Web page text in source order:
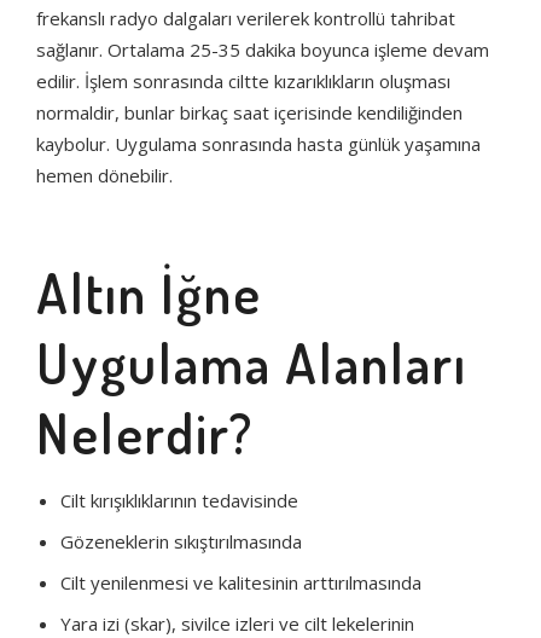
frekanslı radyo dalgaları verilerek kontrollü tahribat
sağlanır. Ortalama 25-35 dakika boyunca işleme devam
edilir. İşlem sonrasında ciltte kızarıklıkların oluşması
normaldir, bunlar birkaç saat içerisinde kendiliğinden
kaybolur. Uygulama sonrasında hasta günlük yaşamına
hemen dönebilir.
Altın İğne
Uygulama Alanları
Nelerdir?
Cilt kırışıklıklarının tedavisinde
Gözeneklerin sıkıştırılmasında
Cilt yenilenmesi ve kalitesinin arttırılmasında
Yara izi (skar), sivilce izleri ve cilt lekelerinin